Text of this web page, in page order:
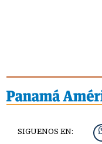
SIGUENOS EN: